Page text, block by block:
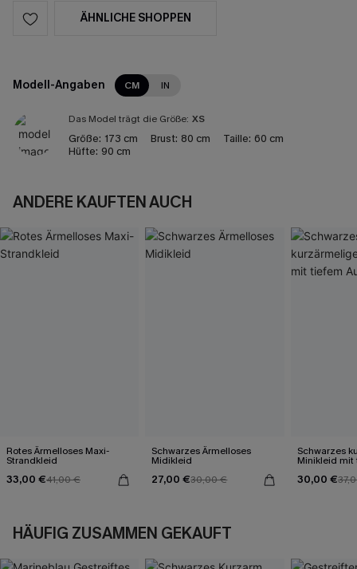
ÄHNLICHE SHOPPEN
Modell-Angaben CM IN
Das Model trägt die Größe: XS
Größe: 173 cm Brust: 80 cm Taille: 60 cm
Hüfte: 90 cm
ANDERE KAUFTEN AUCH
Rotes Ärmelloses Maxi-
Strandkleid
33,00 €41,00 €
Schwarzes Ärmelloses
Midikleid
27,00 €30,00 €
Schwarzes
Minikleid mit
30,00 €
HÄUFIG ZUSAMMEN GEKAUFT